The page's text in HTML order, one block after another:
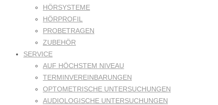
HÖRSYSTEME
HÖRPROFIL
PROBETRAGEN
ZUBEHÖR
SERVICE
AUF HÖCHSTEM NIVEAU
TERMINVEREINBARUNGEN
OPTOMETRISCHE UNTERSUCHUNGEN
AUDIOLOGISCHE UNTERSUCHUNGEN